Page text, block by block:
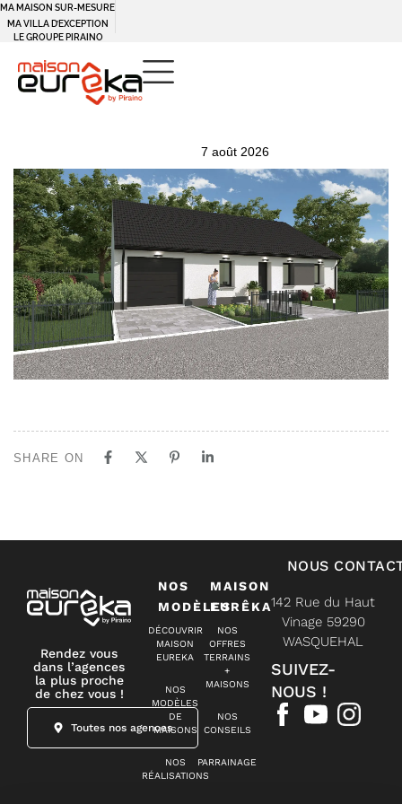
MA MAISON SUR-MESURE
MA VILLA D’EXCEPTION
LE GROUPE PIRAINO
7 août 2026
SHARE ON
Rendez vous
dans l’agences
la plus proche
de chez vous !
Toutes nos agences
NOS
MODÈLES
DÉCOUVRIR
MAISON
EUREKA
NOS
MODÈLES
DE
MAISONS
NOS
RÉALISATIONS
MAISON
EURÊKA
NOS
OFFRES
TERRAINS
+
MAISONS
NOS
CONSEILS
PARRAINAGE
NOUS
142 Rue du Haut
Vinage 59290
WASQUEHAL
SUIVEZ-
NOUS !
Panneau de gestion des cookies